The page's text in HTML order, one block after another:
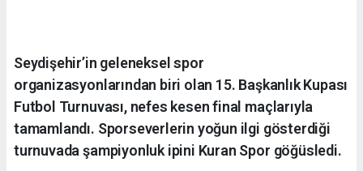
Seydişehir’in geleneksel spor
organizasyonlarından biri olan 15. Başkanlık Kupası
Futbol Turnuvası, nefes kesen final maçlarıyla
tamamlandı. Sporseverlerin yoğun ilgi gösterdiği
turnuvada şampiyonluk ipini Kuran Spor göğüsledi.